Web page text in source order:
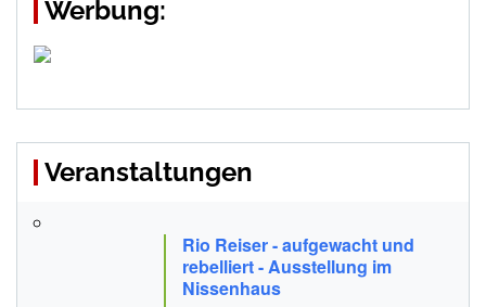
Werbung:
Veranstaltungen
Rio Reiser - aufgewacht und
rebelliert - Ausstellung im
Nissenhaus